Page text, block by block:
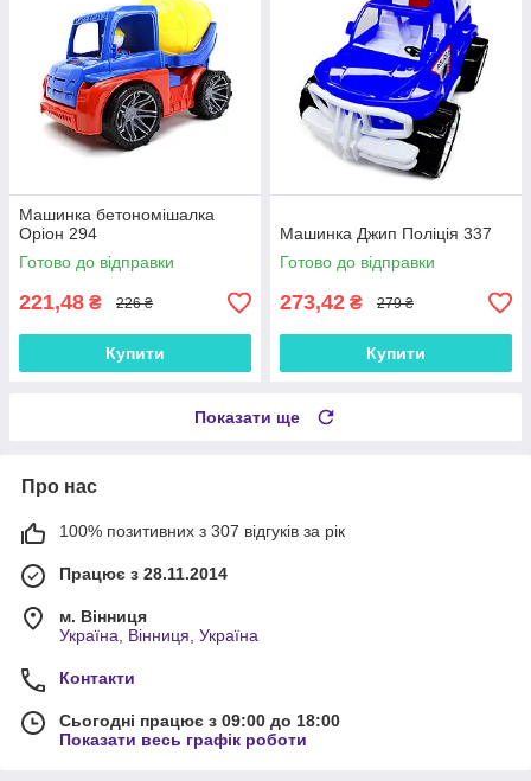
Машинка бетономішалка
Оріон 294
Готово до відправки
221,48 ₴ 226 ₴
Купити
Машинка Джип Поліція 337
Готово до відправки
273,42 ₴ 279 ₴
Купити
Показати ще
Про нас
100% позитивних з 307 відгуків за рік
Працює з 28.11.2014
м. Вінниця
Україна, Вінниця, Україна
Контакти
Сьогодні працює з 09:00 до 18:00
Показати весь графік роботи